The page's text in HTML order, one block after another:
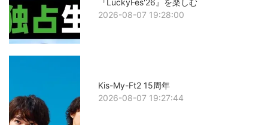
2026-08-07 19:28:00
Kis-My-Ft2 15周年
2026-08-07 19:27:44